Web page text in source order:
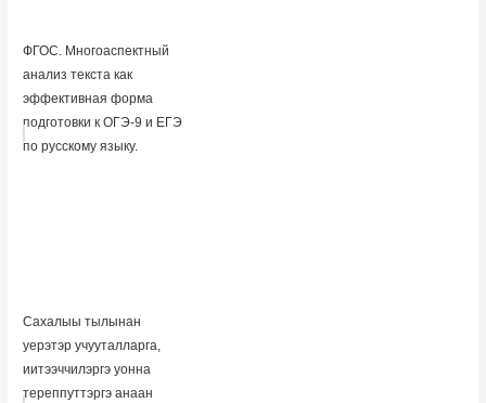
ФГОС. Многоаспектный
анализ текста как
эффективная форма
подготовки к ОГЭ-9 и ЕГЭ
по русскому языку.
Сахалыы тылынан
уерэтэр учууталларга,
иитээччилэргэ уонна
тереппуттэргэ анаан